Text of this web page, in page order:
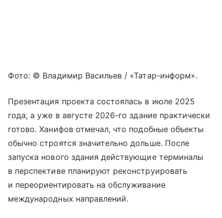
Фото: © Владимир Васильев / «Татар-информ».
Презентация проекта состоялась в июле 2025
года, а уже в августе 2026-го здание практически
готово. Ханифов отмечал, что подобные объекты
обычно строятся значительно дольше. После
запуска нового здания действующие терминалы
в перспективе планируют реконструировать
и переориентировать на обслуживание
международных направлений.